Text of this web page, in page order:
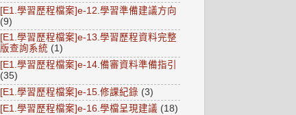
[E1.學習歷程檔案]e-12.學習準備建議方向
(9)
[E1.學習歷程檔案]e-13.學習歷程資料完整
版查詢系統 (1)
[E1.學習歷程檔案]e-14.備審資料準備指引
(35)
[E1.學習歷程檔案]e-15.修課紀錄 (3)
[E1.學習歷程檔案]e-16.學檔呈現建議 (18)